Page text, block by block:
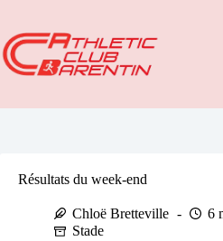
contenu
Résultats du week-end
Chloë Bretteville
6
Stade